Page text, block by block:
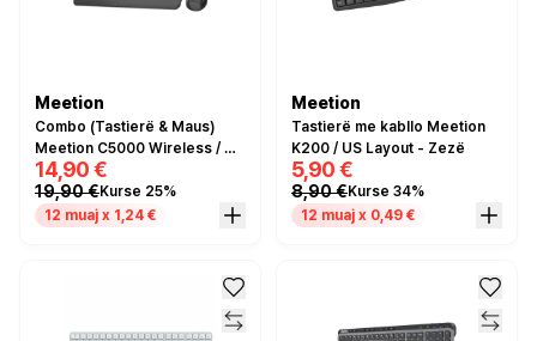
Meetion
Combo (Tastierë & Maus)
Meetion C5000 Wireless / US
Layout - Zezë
14,90 €
19,90 €Kurse 25%
12 muaj x 1,24 €
Meetion
Tastierë me kabllo Meetion
K200 / US Layout - Zezë
5,90 €
8,90 €Kurse 34%
12 muaj x 0,49 €